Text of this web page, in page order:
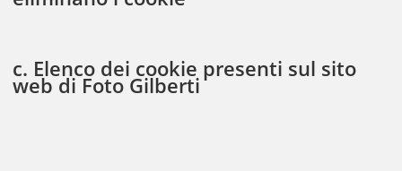
c. Elenco dei cookie presenti sul sito
web di Foto Gilberti